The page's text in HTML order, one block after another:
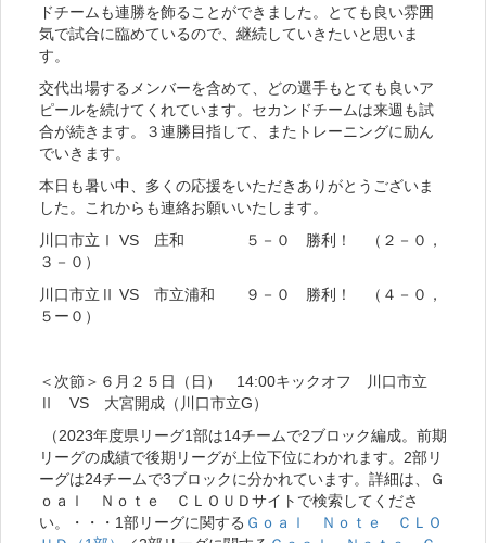
ドチームも連勝を飾ることができました。とても良い雰囲
気で試合に臨めているので、継続していきたいと思いま
す。
交代出場するメンバーを含めて、どの選手もとても良いア
ピールを続けてくれています。セカンドチームは来週も試
合が続きます。３連勝目指して、またトレーニングに励ん
でいきます。
本日も暑い中、多くの応援をいただきありがとうございま
した。これからも連絡お願いいたします。
川口市立Ⅰ VS 庄和 ５－０ 勝利！ （２－０，
３－０）
川口市立Ⅱ VS 市立浦和 ９－０ 勝利！ （４－０，
５ー０）
＜次節＞６月２５日（日） 14:00キックオフ 川口市立
Ⅱ VS 大宮開成（川口市立G）
（2023年度県リーグ1部は14チームで2ブロック編成。前期
リーグの成績で後期リーグが上位下位にわかれます。2部リ
ーグは24チームで3ブロックに分かれています。詳細は、Ｇ
ｏａｌ Ｎｏｔｅ ＣＬＯＵＤサイトで検索してくださ
い。・・・1部リーグに関する Ｇｏａｌ Ｎｏｔｅ ＣＬＯ